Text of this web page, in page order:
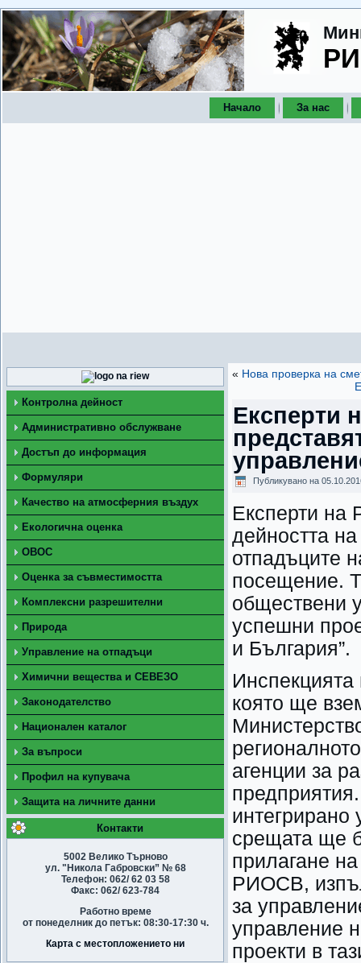
Начало За нас
Контролна дейност
Административно обслужване
Достъп до информация
Формуляри
Качество на атмосферния въздух
Екологична оценка
ОВОС
Оценка за съвместимостта
Комплексни разрешителни
Природа
Управление на отпадъци
Химични вещества и СЕВЕЗО
Законодателство
Национален каталог
За въпроси
Профил на купувача
Защита на личните данни
Контакти
5002 Велико Търново
ул. "Никола Габровски” № 68
Телефон: 062/ 62 03 58
Факс: 062/ 623-784
Работно време
от понеделник до петък: 08:30-17:30 ч.
Карта с местопложението ни
« Нова проверка на
Експерти
Публикувано на
Експерти
дейността
отпадъците
посещение.
обществени
успешни
и България”.
която ще
агенции за
срещата ще
прилагане
РИОСВ,
за
управление
проекти в